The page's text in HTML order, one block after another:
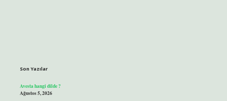
Son Yazılar
Avesta hangi dilde ?
Ağustos 5, 2026